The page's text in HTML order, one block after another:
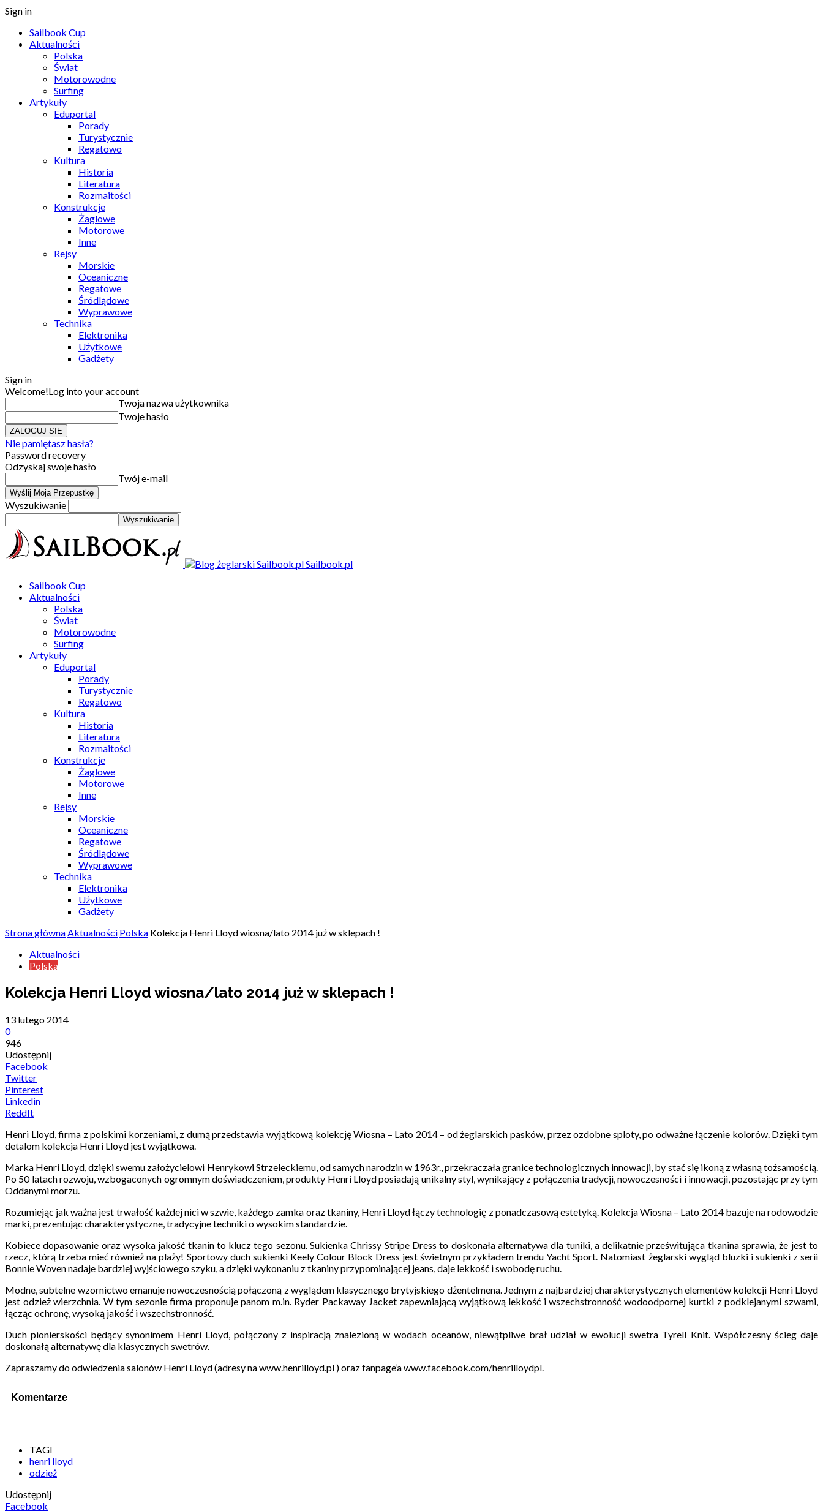
Sign in
Sailbook Cup
Aktualności
Polska
Świat
Motorowodne
Surfing
Artykuły
Eduportal
Porady
Turystycznie
Regatowo
Kultura
Historia
Literatura
Rozmaitości
Konstrukcje
Żaglowe
Motorowe
Inne
Rejsy
Morskie
Oceaniczne
Regatowe
Śródlądowe
Wyprawowe
Technika
Elektronika
Użytkowe
Gadżety
Sign in
Welcome!Log into your account
Twoja nazwa użytkownika
Twoje hasło
Nie pamiętasz hasła?
Password recovery
Odzyskaj swoje hasło
Twój e-mail
Wyszukiwanie
Sailbook.pl
Sailbook Cup
Aktualności
Polska
Świat
Motorowodne
Surfing
Artykuły
Eduportal
Porady
Turystycznie
Regatowo
Kultura
Historia
Literatura
Rozmaitości
Konstrukcje
Żaglowe
Motorowe
Inne
Rejsy
Morskie
Oceaniczne
Regatowe
Śródlądowe
Wyprawowe
Technika
Elektronika
Użytkowe
Gadżety
Strona głównaAktualności Polska Kolekcja Henri Lloyd wiosna/lato 2014 już w sklepach !
Aktualności
Polska
Kolekcja Henri Lloyd wiosna/lato 2014 już w sklepach !
13 lutego 2014
0
946
Udostępnij
Facebook
Twitter
Pinterest
Linkedin
ReddIt
Henri Lloyd, firma z polskimi korzeniami, z dumą przedstawia wyjątkową kolekcję Wiosna – Lato 2014 – od żeglarskich pasków, przez ozdobne sploty, po odważne łączenie kolorów. Dzięki tym
detalom kolekcja Henri Lloyd jest wyjątkowa.
Marka Henri Lloyd, dzięki swemu założycielowi Henrykowi Strzeleckiemu, od samych narodzin w 1963r., przekraczała granice technologicznych innowacji, by stać się ikoną z własną tożsamością.
Po 50 latach rozwoju, wzbogaconych ogromnym doświadczeniem, produkty Henri Lloyd posiadają unikalny styl, wynikający z połączenia tradycji, nowoczesności i innowacji, pozostając przy tym
Oddanymi morzu.
Rozumiejąc jak ważna jest trwałość każdej nici w szwie, każdego zamka oraz tkaniny, Henri Lloyd łączy technologię z ponadczasową estetyką. Kolekcja Wiosna – Lato 2014 bazuje na rodowodzie
marki, prezentując charakterystyczne, tradycyjne techniki o wysokim standardzie.
Kobiece dopasowanie oraz wysoka jakość tkanin to klucz tego sezonu. Sukienka Chrissy Stripe Dress to doskonała alternatywa dla tuniki, a delikatnie prześwitująca tkanina sprawia, że jest to
rzecz, którą trzeba mieć również na plaży! Sportowy duch sukienki Keely Colour Block Dress jest świetnym przykładem trendu Yacht Sport. Natomiast żeglarski wygląd bluzki i sukienki z serii
Bonnie Woven nadaje bardziej wyjściowego szyku, a dzięki wykonaniu z tkaniny przypominającej jeans, daje lekkość i swobodę ruchu.
Modne, subtelne wzornictwo emanuje nowoczesnością połączoną z wyglądem klasycznego brytyjskiego dżentelmena. Jednym z najbardziej charakterystycznych elementów kolekcji Henri Lloyd
jest odzież wierzchnia. W tym sezonie firma proponuje panom m.in. Ryder Packaway Jacket zapewniającą wyjątkową lekkość i wszechstronność wodoodpornej kurtki z podklejanymi szwami,
łącząc ochronę, wysoką jakość i wszechstronność.
Duch pionierskości będący synonimem Henri Lloyd, połączony z inspiracją znalezioną w wodach oceanów, niewątpliwe brał udział w ewolucji swetra Tyrell Knit. Współczesny ścieg daje
doskonałą alternatywę dla klasycznych swetrów.
Zapraszamy do odwiedzenia salonów Henri Lloyd (adresy na www.henrilloyd.pl ) oraz fanpage’a www.facebook.com/henrilloydpl.
Komentarze
TAGI
henri lloyd
odzież
Udostępnij
Facebook